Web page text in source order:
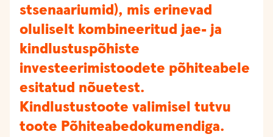
stsenaariumid), mis erinevad
oluliselt kombineeritud jae- ja
kindlustuspõhiste
investeerimistoodete põhiteabele
esitatud nõuetest.
Kindlustustoote valimisel tutvu
toote Põhiteabedokumendiga.